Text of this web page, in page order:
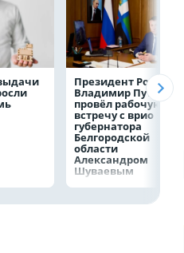
Президент России
Владимир Путин
провёл рабочую
встречу с врио
губернатора
Белгородской
области
Александром
Шуваевым